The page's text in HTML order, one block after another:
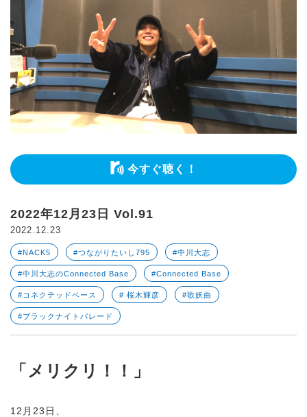
今すぐ聴く！
2022年12月23日 Vol.91
2022.12.23
#NACK5 #つながりたいし795 #中川大志
#中川大志のConnected Base #Connected Base
#コネクテッドベース # 桜木輝彦 #歌妖曲
#ブラックナイトパレード
「メリクリ！！」
12月23日、